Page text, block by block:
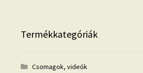
Termékkategóriák
Csomagok, videók